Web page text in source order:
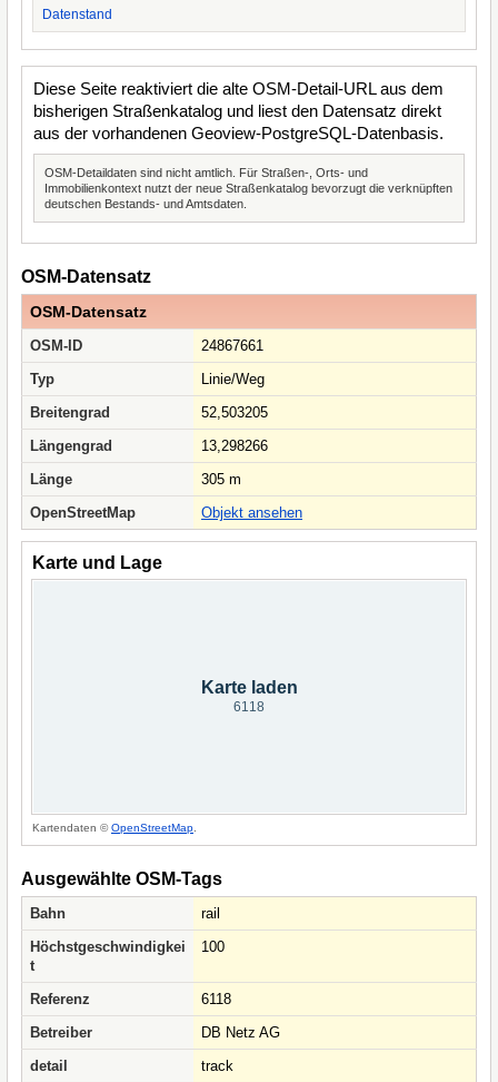
Datenstand
Diese Seite reaktiviert die alte OSM-Detail-URL aus dem
bisherigen Straßenkatalog und liest den Datensatz direkt
aus der vorhandenen Geoview-PostgreSQL-Datenbasis.
OSM-Detaildaten sind nicht amtlich. Für Straßen-, Orts- und
Immobilienkontext nutzt der neue Straßenkatalog bevorzugt die verknüpften
deutschen Bestands- und Amtsdaten.
OSM-Datensatz
OSM-Datensatz
OSM-ID
24867661
Typ
Linie/Weg
Breitengrad
52,503205
Längengrad
13,298266
Länge
305 m
OpenStreetMap
Objekt ansehen
Karte und Lage
Karte laden
6118
Kartendaten ©OpenStreetMap
Ausgewählte OSM-Tags
Bahn
rail
Höchstgeschwindigkei
t
100
Referenz
6118
Betreiber
DB Netz AG
detail
track